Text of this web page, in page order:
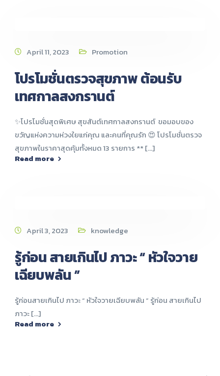
April 11, 2023 Promotion
โปรโมชั่นตรวจสุขภาพ ต้อนรับ
เทศกาลสงกรานต์
✨โปรโมชั่นสุดพิเศษ สุขสันต์เทศกาลสงกรานต์ ขอมอบของ
ขวัญแห่งความห่วงใยแก่คุณ และคนที่คุณรัก 😍 โปรโมชั่นตรวจ
สุขภาพในราคาสุดคุ้มทั้งหมด 13 รายการ ** [...]
Read more
April 3, 2023 knowledge
รู้ก่อน สายเกินไป ภาวะ “ หัวใจวาย
เฉียบพลัน ”
รู้ก่อนสายเกินไป ภาวะ “ หัวใจวายเฉียบพลัน ” รู้ก่อน สายเกินไป
ภาวะ [...]
Read more